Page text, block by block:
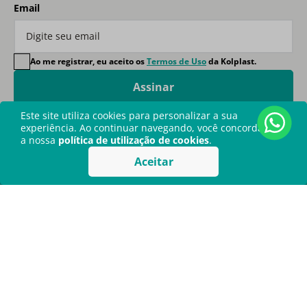
Este site utiliza cookies para personalizar a sua
experiência. Ao continuar navegando, você concorda com
a nossa política de utilização de cookies.
Aceitar
Email
Assinar
Ao me registrar, eu aceito osTermos de Usoda Kolplast.
Kolplast